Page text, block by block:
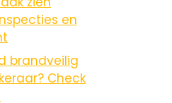
en
brandveilig
Check